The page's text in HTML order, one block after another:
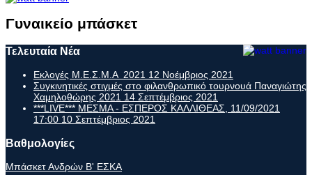
Γυναικείο μπάσκετ
Τελευταία Νέα
Εκλογές Μ.Ε.Σ.Μ.Α 2021 12 Νοέμβριος 2021
Συγκινητικές στιγμές στο φιλανθρωπικό τουρνουά Παναγιώτης
Χαμηλοθώρης 2021 14 Σεπτέμβριος 2021
***LIVE*** ΜΕΣΜΑ - ΕΣΠΕΡΟΣ ΚΑΛΛΙΘΕΑΣ, 11/09/2021
17:00 10 Σεπτέμβριος 2021
Βαθμολογίες
Μπάσκετ Ανδρών Β' ΕΣΚΑ